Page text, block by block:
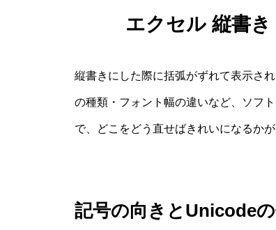
エクセル 縦書
縦書きにした際に括弧がずれて表示さ
の種類・フォント幅の違いなど、ソフ
で、どこをどう直せばきれいになるか
記号の向きとUnicode